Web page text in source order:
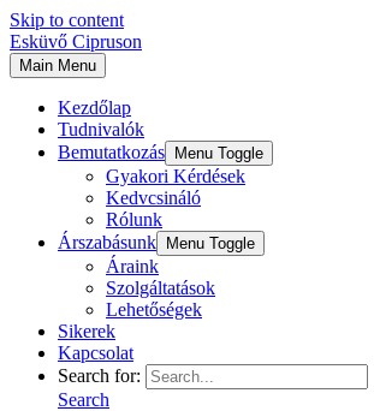
Skip to content
Esküvő Cipruson
Main Menu
Kezdőlap
Tudnivalók
Bemutatkozás
Menu Toggle
Gyakori Kérdések
Kedvcsináló
Rólunk
Árszabásunk
Menu Toggle
Áraink
Szolgáltatások
Lehetőségek
Sikerek
Kapcsolat
Search for:
Search